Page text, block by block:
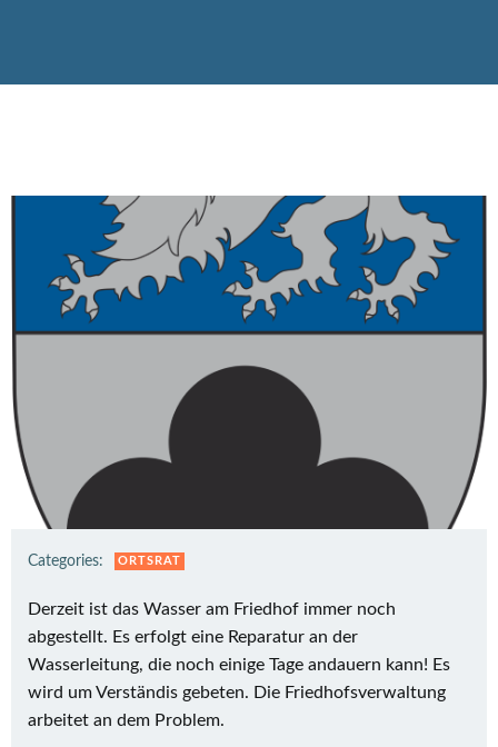
Categories: ORTSRAT
Derzeit ist das Wasser am Friedhof immer noch
abgestellt. Es erfolgt eine Reparatur an der
Wasserleitung, die noch einige Tage andauern kann! Es
wird um Verständis gebeten. Die Friedhofsverwaltung
arbeitet an dem Problem.